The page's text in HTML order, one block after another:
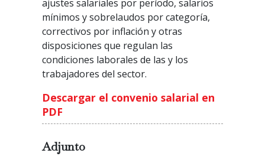
ajustes salariales por período, salarios
mínimos y sobrelaudos por categoría,
correctivos por inflación y otras
disposiciones que regulan las
condiciones laborales de las y los
trabajadores del sector.
Descargar el convenio salarial en
PDF
Adjunto